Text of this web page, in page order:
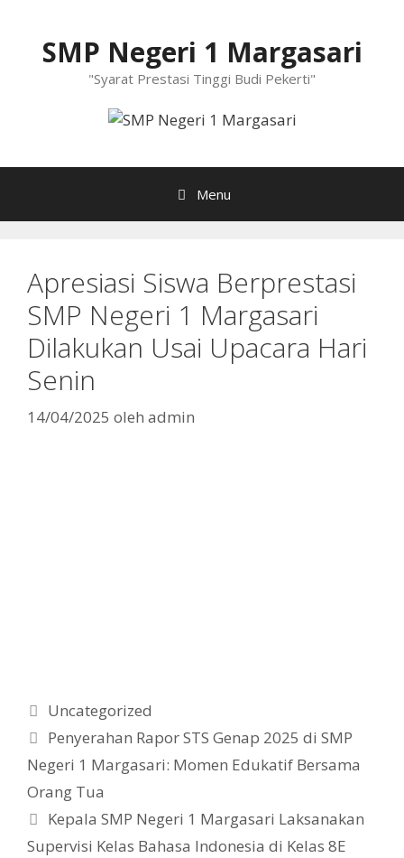
SMP Negeri 1 Margasari
"Syarat Prestasi Tinggi Budi Pekerti"
Menu
Apresiasi Siswa Berprestasi
SMP Negeri 1 Margasari
Dilakukan Usai Upacara Hari
Senin
14/04/2025 oleh admin
Kategori
Uncategorized
Penyerahan Rapor STS Genap 2025 di SMP
Negeri 1 Margasari: Momen Edukatif Bersama
Orang Tua
Kepala SMP Negeri 1 Margasari Laksanakan
Supervisi Kelas Bahasa Indonesia di Kelas 8E